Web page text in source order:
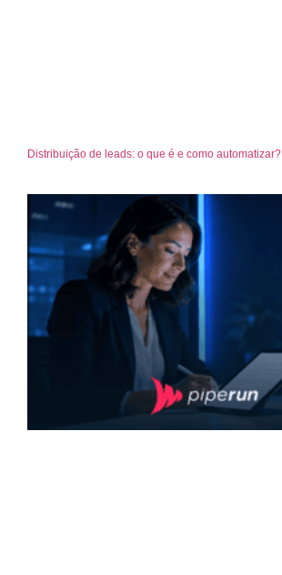
Distribuição de leads: o que é e como automatizar?